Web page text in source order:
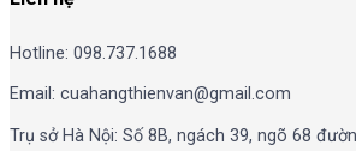
Hotline: 098.737.1688
Email: cuahangthienvan@gmail.com
Trụ sở Hà Nội: Số 8B, ngách 39, ngõ 68